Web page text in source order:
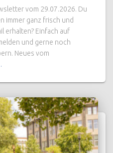
vom 29.07.2026. Du
immer ganz frisch und
erhalten? Einfach auf
und gerne noch
Neues vom